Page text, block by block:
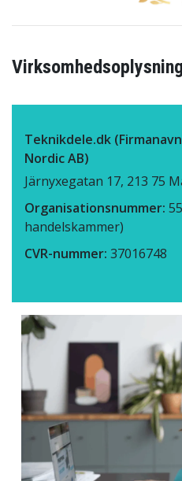
Teknikdele.dk
Nordic AB)
Järnyxegatan 17, 213 75
Organisationsnummer:
handelskammer)
CVR-nummer: 37016748